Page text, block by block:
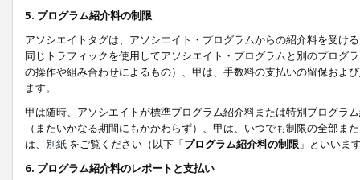
5. プログラム紹介料の制限
アソシエイトタグは、アソシエイト・プログラムからの紹介料を受け
同じトラフィックを使用してアソシエイト・プログラムと別のプログ
の操作や組み合わせによるもの）、甲は、手数料の支払いの留保およ
ます。
甲は随時、アソシエイトが標準プログラム紹介料または特別プログラ
（またいかなる期間にもかかわらず）、甲は、いつでも制限の全部
は、 別紙 をご覧ください（以下「プログラム紹介料の制限 」といいま
6. プログラム紹介料のレポートと支払い